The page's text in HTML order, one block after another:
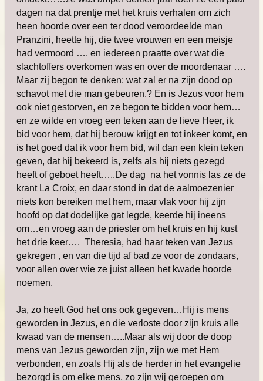
dagen na dat prentje met het kruis verhalen om zich
heen hoorde over een ter dood veroordeelde man
Pranzini, heette hij, die twee vrouwen en een meisje
had vermoord …. en iedereen praatte over wat die
slachtoffers overkomen was en over de moordenaar ….
Maar zij begon te denken: wat zal er na zijn dood op
schavot met die man gebeuren.? En is Jezus voor hem
ook niet gestorven, en ze begon te bidden voor hem…
en ze wilde en vroeg een teken aan de lieve Heer, ik
bid voor hem, dat hij berouw krijgt en tot inkeer komt, en
is het goed dat ik voor hem bid, wil dan een klein teken
geven, dat hij bekeerd is, zelfs als hij niets gezegd
heeft of geboet heeft…..De dag na het vonnis las ze de
krant La Croix, en daar stond in dat de aalmoezenier
niets kon bereiken met hem, maar vlak voor hij zijn
hoofd op dat dodelijke gat legde, keerde hij ineens
om…en vroeg aan de priester om het kruis en hij kust
het drie keer…. Theresia, had haar teken van Jezus
gekregen , en van die tijd af bad ze voor de zondaars,
voor allen over wie ze juist alleen het kwade hoorde
noemen.
Ja, zo heeft God het ons ook gegeven…Hij is mens
geworden in Jezus, en die verloste door zijn kruis alle
kwaad van de mensen…..Maar als wij door de doop
mens van Jezus geworden zijn, zijn we met Hem
verbonden, en zoals Hij als de herder in het evangelie
bezorgd is om elke mens, zo zijn wij geroepen om